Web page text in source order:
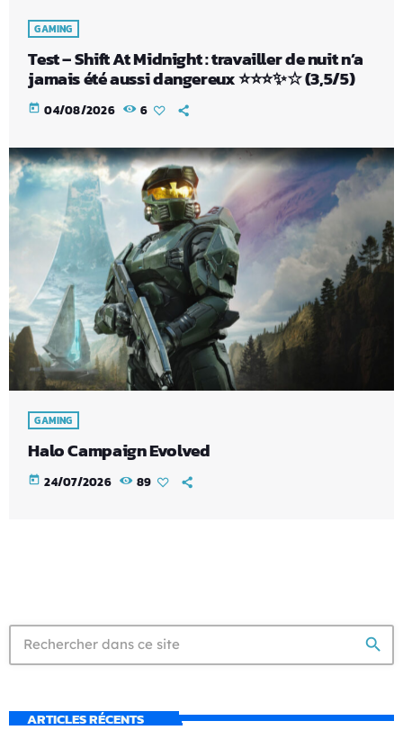
GAMING
Test – Shift At Midnight : travailler de nuit n’a
jamais été aussi dangereux ⭐⭐⭐✨☆ (3,5/5)
today 04/08/2026 6
GAMING
Halo Campaign Evolved
today 24/07/2026 89
search
ARTICLES RÉCENTS